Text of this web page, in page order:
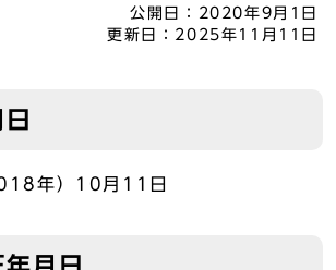
公開日：
2020年9月1日
更新日： 2025年11月11日
年）10月11日